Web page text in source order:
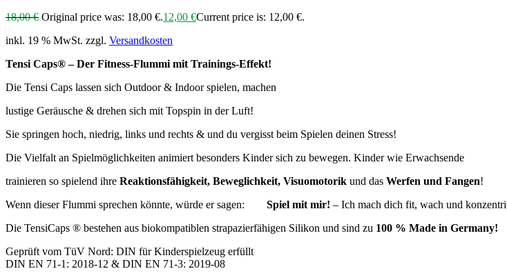
18,00€ Original price was: 18,00 €.12,00 €Current price is: 12,00 €.
inkl. 19 % MwSt. zzgl. Versandkosten
Tensi Caps®️ – Der Fitness-Flummi mit Trainings-Effekt!
Die Tensi Caps lassen sich Outdoor & Indoor spielen, machen
lustige Geräusche & drehen sich mit Topspin in der Luft!
Sie springen hoch, niedrig, links und rechts & und du vergisst beim Spielen deinen Stress!
Die Vielfalt an Spielmöglichkeiten animiert besonders Kinder sich zu bewegen. Kinder wie Erwachsende
trainieren so spielend ihre Reaktionsfähigkeit, Beweglichkeit, Visuomotorik und das Werfen und Fangen!
Wenn dieser Flummi sprechen könnte, würde er sagen: Spiel mit mir! – Ich mach dich fit, wach und
Die TensiCaps ®️ bestehen aus biokompatiblen strapazierfähigen Silikon und sind zu 100 % Made in Germany!
Geprüft vom TüV Nord: DIN für Kinderspielzeug erfüllt
DIN EN 71-1: 2018-12 & DIN EN 71-3: 2019-08